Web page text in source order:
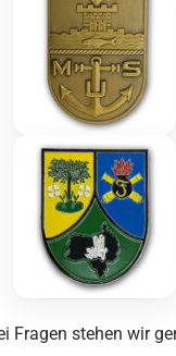
Fragen stehen wir